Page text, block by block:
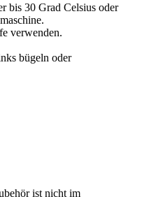
bis 30 Grad Celsius oder
verwenden.
bügeln oder
ist nicht im